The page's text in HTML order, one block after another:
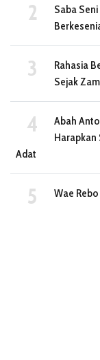
Saba
Rahasia
Sejak
Abah
Harapkan
Adat
Wae